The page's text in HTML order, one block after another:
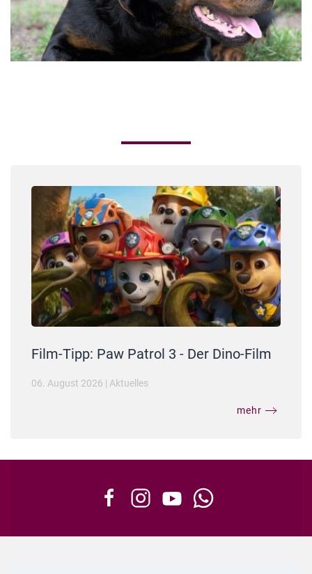
Film-Tipp: Paw Patrol 3 - Der Dino-Film
06. August 2026 | Aktuelles
mehr